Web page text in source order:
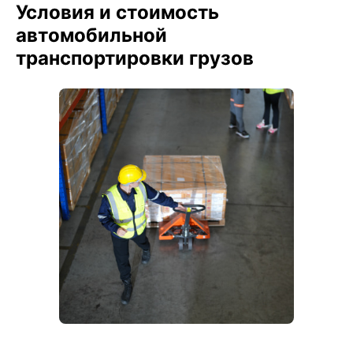
Условия и стоимость
автомобильной
транспортировки грузов